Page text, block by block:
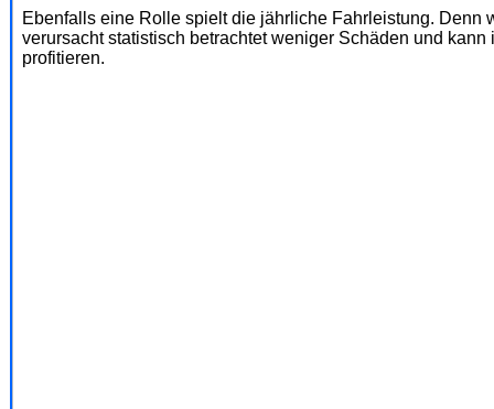
Ebenfalls eine Rolle spielt die jährliche Fahrleistung. Denn
verursacht statistisch betrachtet weniger Schäden und
profitieren.